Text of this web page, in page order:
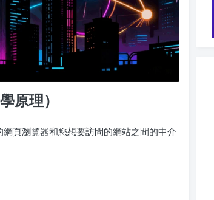
原理）
頁瀏覽器和您想要訪問的網站之間的中介